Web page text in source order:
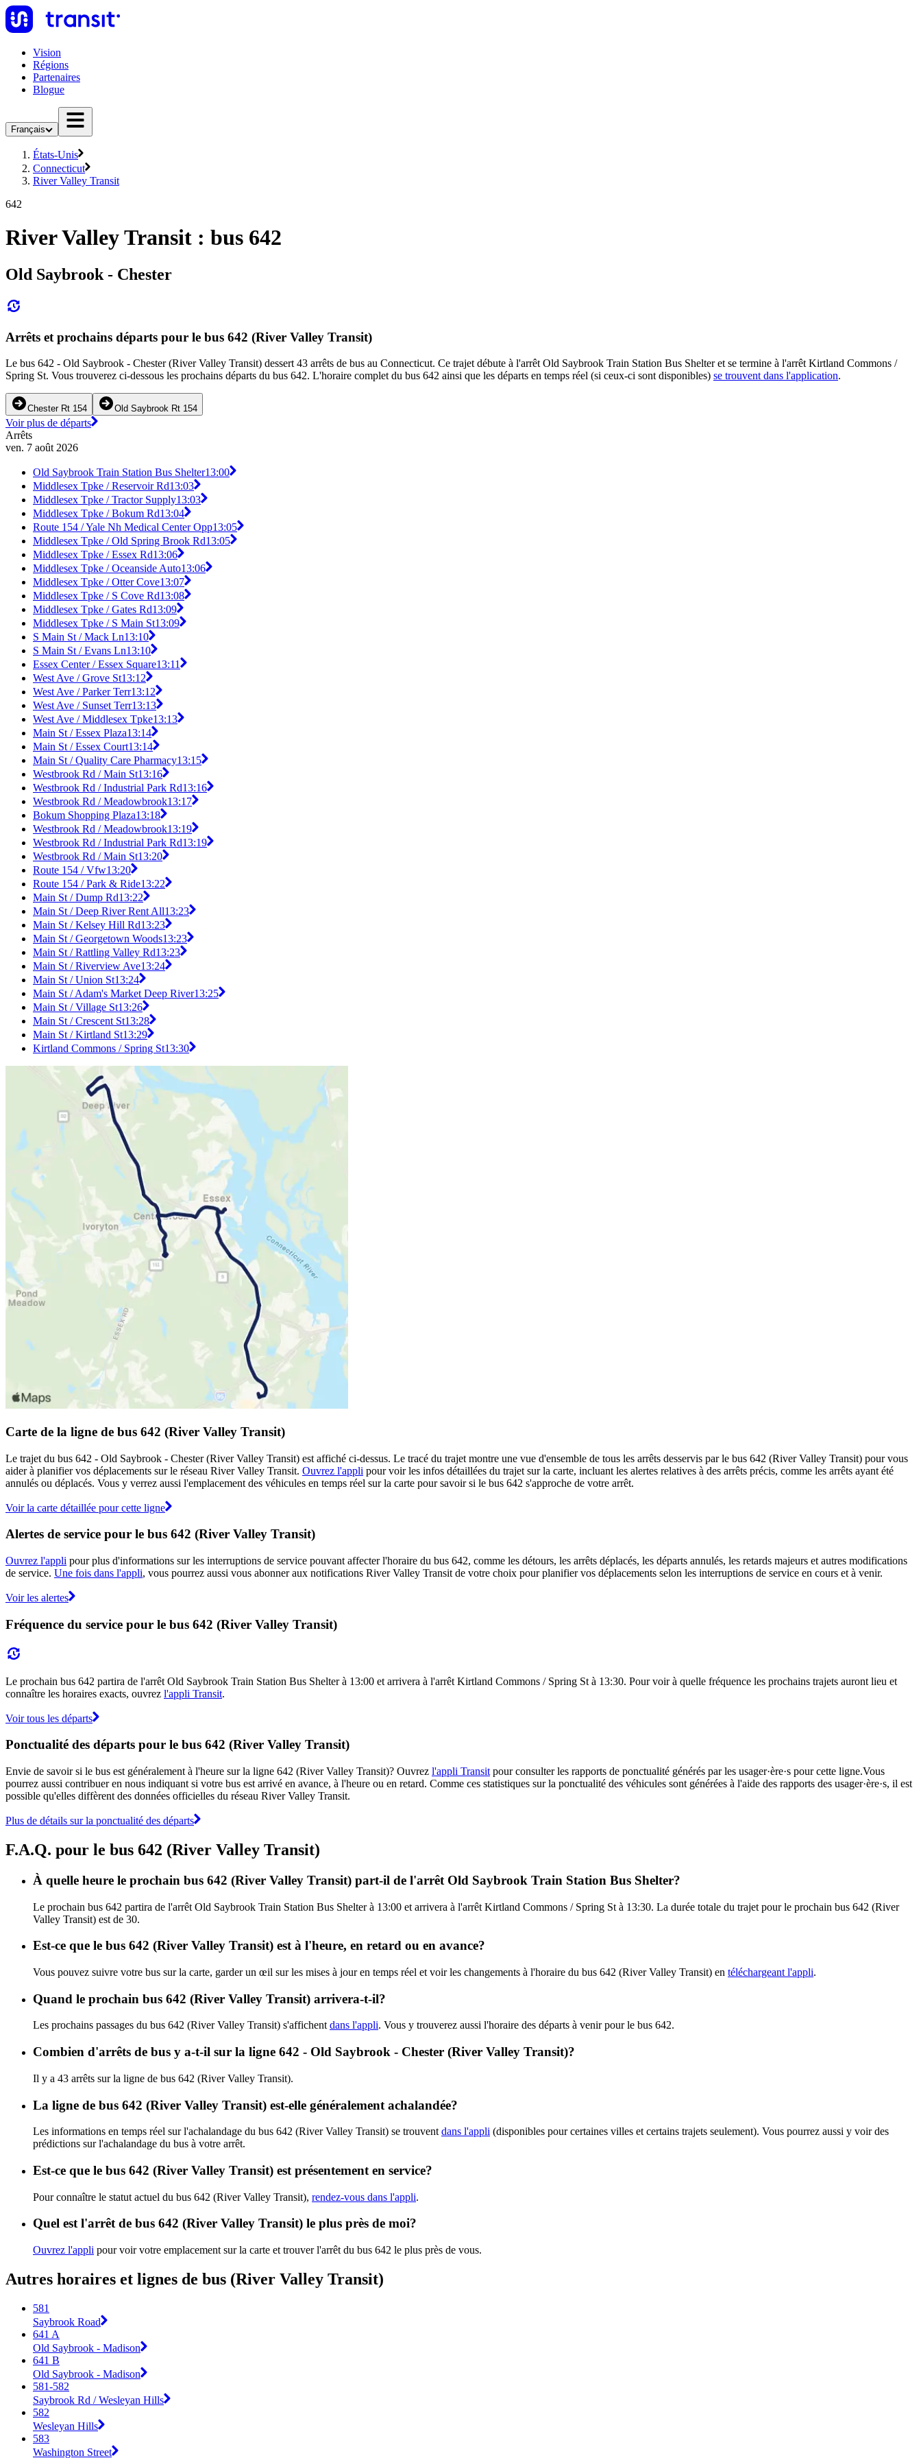
Vision
Régions
Partenaires
Blogue
Français
États-Unis
Connecticut
River Valley Transit
642
River Valley Transit : bus 642
Old Saybrook - Chester
Arrêts et prochains départs pour le bus 642 (River Valley Transit)
Le bus 642 - Old Saybrook - Chester (River Valley Transit) dessert 43 arrêts de bus au Connecticut. Ce trajet débute à l'arrêt Old Saybrook Train Station Bus Shelter et se termine à l'arrêt Kirtland Commons /
Spring St. Vous trouverez ci-dessous les prochains départs du bus 642. L'horaire complet du bus 642 ainsi que les départs en temps réel (si ceux-ci sont disponibles) se trouvent dans l'application.
Chester Rt 154 Old Saybrook Rt 154
Voir plus de départs
Arrêts
ven. 7 août 2026
Old Saybrook Train Station Bus Shelter13:00
Middlesex Tpke / Reservoir Rd13:03
Middlesex Tpke / Tractor Supply13:03
Middlesex Tpke / Bokum Rd13:04
Route 154 / Yale Nh Medical Center Opp13:05
Middlesex Tpke / Old Spring Brook Rd13:05
Middlesex Tpke / Essex Rd13:06
Middlesex Tpke / Oceanside Auto13:06
Middlesex Tpke / Otter Cove13:07
Middlesex Tpke / S Cove Rd13:08
Middlesex Tpke / Gates Rd13:09
Middlesex Tpke / S Main St13:09
S Main St / Mack Ln13:10
S Main St / Evans Ln13:10
Essex Center / Essex Square13:11
West Ave / Grove St13:12
West Ave / Parker Terr13:12
West Ave / Sunset Terr13:13
West Ave / Middlesex Tpke13:13
Main St / Essex Plaza13:14
Main St / Essex Court13:14
Main St / Quality Care Pharmacy13:15
Westbrook Rd / Main St13:16
Westbrook Rd / Industrial Park Rd13:16
Westbrook Rd / Meadowbrook13:17
Bokum Shopping Plaza13:18
Westbrook Rd / Meadowbrook13:19
Westbrook Rd / Industrial Park Rd13:19
Westbrook Rd / Main St13:20
Route 154 / Vfw13:20
Route 154 / Park & Ride13:22
Main St / Dump Rd13:22
Main St / Deep River Rent All13:23
Main St / Kelsey Hill Rd13:23
Main St / Georgetown Woods13:23
Main St / Rattling Valley Rd13:23
Main St / Riverview Ave13:24
Main St / Union St13:24
Main St / Adam's Market Deep River13:25
Main St / Village St13:26
Main St / Crescent St13:28
Main St / Kirtland St13:29
Kirtland Commons / Spring St13:30
Carte de la ligne de bus 642 (River Valley Transit)
Le trajet du bus 642 - Old Saybrook - Chester (River Valley Transit) est affiché ci-dessus. Le tracé du trajet montre une vue d'ensemble de tous les arrêts desservis par le bus 642 (River Valley Transit) pour vous
aider à planifier vos déplacements sur le réseau River Valley Transit. Ouvrez l'appli pour voir les infos détaillées du trajet sur la carte, incluant les alertes relatives à des arrêts précis, comme les arrêts ayant été
annulés ou déplacés. Vous y verrez aussi l'emplacement des véhicules en temps réel sur la carte pour savoir si le bus 642 s'approche de votre arrêt.
Voir la carte détaillée pour cette ligne
Alertes de service pour le bus 642 (River Valley Transit)
Ouvrez l'appli pour plus d'informations sur les interruptions de service pouvant affecter l'horaire du bus 642, comme les détours, les arrêts déplacés, les départs annulés, les retards majeurs et autres modifications
de service. Une fois dans l'appli, vous pourrez aussi vous abonner aux notifications River Valley Transit de votre choix pour planifier vos déplacements selon les interruptions de service en cours et à venir.
Voir les alertes
Fréquence du service pour le bus 642 (River Valley Transit)
Le prochain bus 642 partira de l'arrêt Old Saybrook Train Station Bus Shelter à 13:00 et arrivera à l'arrêt Kirtland Commons / Spring St à 13:30. Pour voir à quelle fréquence les prochains trajets auront lieu et
connaître les horaires exacts, ouvrez l'appli Transit.
Voir tous les départs
Ponctualité des départs pour le bus 642 (River Valley Transit)
Envie de savoir si le bus est généralement à l'heure sur la ligne 642 (River Valley Transit)? Ouvrez l'appli Transit pour consulter les rapports de ponctualité générés par les usager·ère·s pour cette ligne.Vous
pourrez aussi contribuer en nous indiquant si votre bus est arrivé en avance, à l'heure ou en retard. Comme ces statistiques sur la ponctualité des véhicules sont générées à l'aide des rapports des usager·ère·s, il est
possible qu'elles diffèrent des données officielles du réseau River Valley Transit.
Plus de détails sur la ponctualité des départs
F.A.Q. pour le bus 642 (River Valley Transit)
À quelle heure le prochain bus 642 (River Valley Transit) part-il de l'arrêt Old Saybrook Train Station Bus Shelter?
Le prochain bus 642 partira de l'arrêt Old Saybrook Train Station Bus Shelter à 13:00 et arrivera à l'arrêt Kirtland Commons / Spring St à 13:30. La durée totale du trajet pour le prochain bus 642 (River
Valley Transit) est de 30.
Est-ce que le bus 642 (River Valley Transit) est à l'heure, en retard ou en avance?
Vous pouvez suivre votre bus sur la carte, garder un œil sur les mises à jour en temps réel et voir les changements à l'horaire du bus 642 (River Valley Transit) en téléchargeant l'appli.
Quand le prochain bus 642 (River Valley Transit) arrivera-t-il?
Les prochains passages du bus 642 (River Valley Transit) s'affichent dans l'appli. Vous y trouverez aussi l'horaire des départs à venir pour le bus 642.
Combien d'arrêts de bus y a-t-il sur la ligne 642 - Old Saybrook - Chester (River Valley Transit)?
Il y a 43 arrêts sur la ligne de bus 642 (River Valley Transit).
La ligne de bus 642 (River Valley Transit) est-elle généralement achalandée?
Les informations en temps réel sur l'achalandage du bus 642 (River Valley Transit) se trouvent dans l'appli (disponibles pour certaines villes et certains trajets seulement). Vous pourrez aussi y voir des
prédictions sur l'achalandage du bus à votre arrêt.
Est-ce que le bus 642 (River Valley Transit) est présentement en service?
Pour connaître le statut actuel du bus 642 (River Valley Transit), rendez-vous dans l'appli.
Quel est l'arrêt de bus 642 (River Valley Transit) le plus près de moi?
Ouvrez l'appli pour voir votre emplacement sur la carte et trouver l'arrêt du bus 642 le plus près de vous.
Autres horaires et lignes de bus (River Valley Transit)
581
Saybrook Road
641 A
Old Saybrook - Madison
641 B
Old Saybrook - Madison
581-582
Saybrook Rd / Wesleyan Hills
582
Wesleyan Hills
583
Washington Street